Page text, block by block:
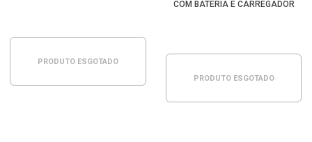
PRODUTO ESGOTADO
COM BATERIA E CARREGADOR
PRODUTO ESGOTADO